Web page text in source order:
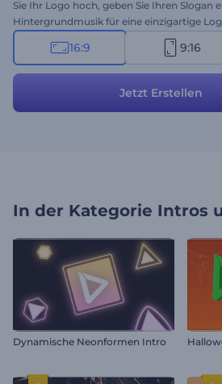
Sie Ihr Logo hoch, geben Sie Ihren Slogan
Hintergrundmusik für eine einzigartige
Mode, Beauty, Lifestyle, Luxusmarken und
Projekte. Ob für Social Media, Werbung
16:9 9:16
Jetzt Erstellen
In der Kategorie Intros
Dynamische Neonformen Intro